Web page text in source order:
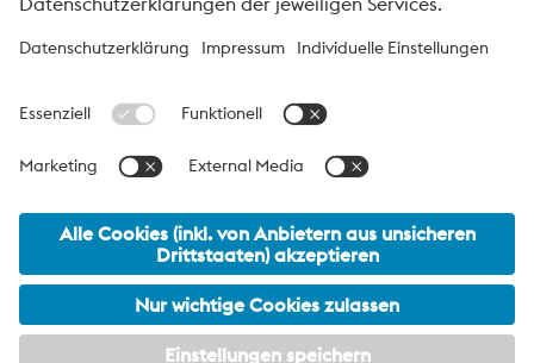
Die voestalpine High Performance Metals International GmbH ist
eine österreichische Vertriebsgesellschaft der High Performance
Metals Division des voestalpine-Konzerns. Die Division
Produktsegmente und ist weltweit Marktführer für
Werkzeugstähle und Sonderwerkstoffe.
voestalpine Group Navigation
meta footer DE AT Navigation
© 2026 voestalpine High Performance Metals International
GmbH
office.hpm_international@voestalpine.com
Impressum
Datenschutzmitteilung
AGB